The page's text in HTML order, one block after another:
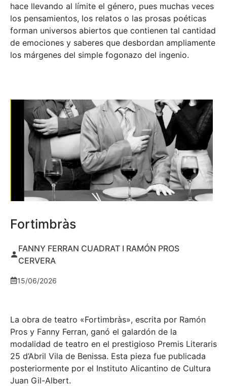
hace llevando al límite el género, pues muchas veces
los pensamientos, los relatos o las prosas poéticas
forman universos abiertos que contienen tal cantidad
de emociones y saberes que desbordan ampliamente
los márgenes del simple fogonazo del ingenio.
Fortimbràs
FANNY FERRAN CUADRAT I RAMÓN PROS
CERVERA
15/06/2026
La obra de teatro «Fortimbràs», escrita por Ramón
Pros y Fanny Ferran, ganó el galardón de la
modalidad de teatro en el prestigioso Premis Literaris
25 d’Abril Vila de Benissa. Esta pieza fue publicada
posteriormente por el Instituto Alicantino de Cultura
Juan Gil-Albert.